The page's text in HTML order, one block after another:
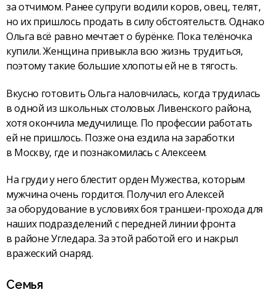
за отчимом. Ранее супруги водили коров, овец, телят,
но их пришлось продать в силу обстоятельств. Однако
Ольга всё равно мечтает о бурёнке. Пока телёночка
купили. Женщина привыкла всю жизнь трудиться,
поэтому такие большие хлопоты ей не в тягость.
Вкусно готовить Ольга наловчилась, когда трудилась
в одной из школьных столовых Ливенского района,
хотя окончила медучилище. По профессии работать
ей не пришлось. Позже она ездила на заработки
в Москву, где и познакомилась с Алексеем.
На груди у него блестит орден Мужества, которым
мужчина очень гордится. Получил его Алексей
за оборудование в условиях боя траншеи-прохода для
наших подразделений с передней линии фронта
в районе Угледара. За этой работой его и накрыл
вражеский снаряд.
Семья